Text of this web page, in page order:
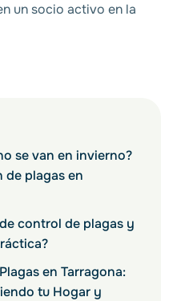
un socio activo en la
se van en invierno?
de plagas en
control de plagas y
en Tarragona:
tu Hogar y